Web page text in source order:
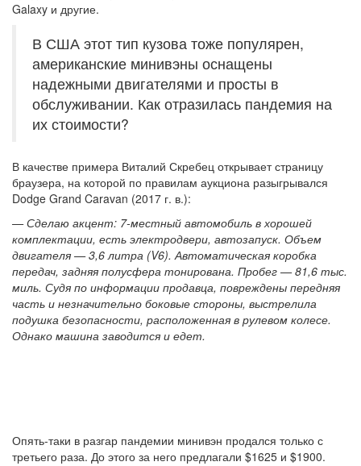
Galaxy и другие.
В США этот тип кузова тоже популярен,
американские минивэны оснащены
надежными двигателями и просты в
обслуживании. Как отразилась пандемия на
их стоимости?
В качестве примера Виталий Скребец открывает страницу
браузера, на которой по правилам аукциона разыгрывался
Dodge Grand Caravan (2017 г. в.):
— Сделаю акцент: 7-местный автомобиль в хорошей
комплектации, есть электродвери, автозапуск. Объем
двигателя — 3,6 литра (V6). Автоматическая коробка
передач, задняя полусфера тонирована. Пробег — 81,6 тыс.
миль. Судя по информации продавца, повреждены передняя
часть и незначительно боковые стороны, выстрелила
подушка безопасности, расположенная в рулевом колесе.
Однако машина заводится и едет.
Опять-таки в разгар пандемии минивэн продался только с
третьего раза. До этого за него предлагали $1625 и $1900.